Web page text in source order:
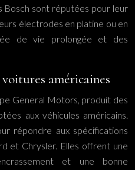
Bosch sont réputées pour leur
électrodes en platine ou en
de vie prolongée et des
américaines
General Motors, produit des
aux véhicules américains.
répondre aux spécifications
et Chrysler. Elles offrent une
et une bonne